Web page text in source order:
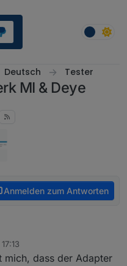
Deutsch Tester
MI & Deye
Anmelden zum Antworten
mich, dass der Adapter